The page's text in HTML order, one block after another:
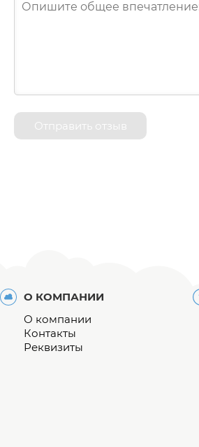
Отправить отзыв
О КОМПАНИИ
О компании
Контакты
Реквизиты